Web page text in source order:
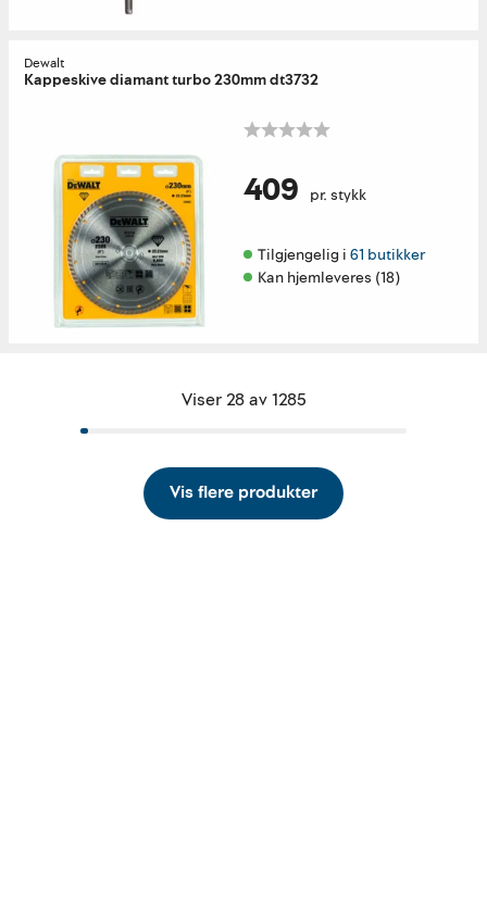
Dewalt
Kappeskive diamant turbo 230mm dt3732
409 pr. stykk
Tilgjengelig i 61 butikker
Kan hjemleveres (18)
Viser 28 av 1285
Vis flere produkter